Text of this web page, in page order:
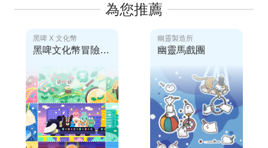
為您推薦
黑啤 X 文化幣
黑啤文化幣冒險貼紙
幽靈製造所
幽靈馬戲團